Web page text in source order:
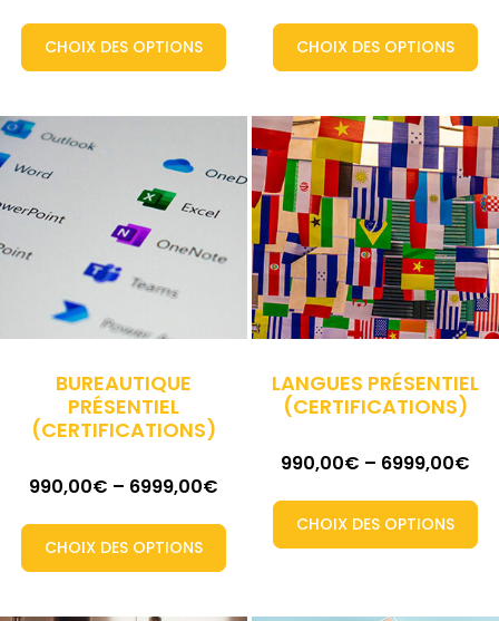
CHOIX DES OPTIONS CHOIX DES OPTIONS
BUREAUTIQUE
PRÉSENTIEL
(CERTIFICATIONS)
990,00€ – 6999,00€
CHOIX DES OPTIONS
LANGUES PRÉSENTIEL
(CERTIFICATIONS)
990,00€ – 6999,00€
CHOIX DES OPTIONS